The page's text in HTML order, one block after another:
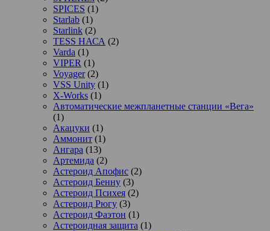
SPICES (1)
Starlab (1)
Starlink (2)
TESS НАСА (2)
Varda (1)
VIPER (1)
Voyager(2)
VSS Unity (1)
X-Works (1)
Автоматические межпланетные станции «Вега»
(1)
Акацуки (1)
Аммонит (1)
Ангара (13)
Артемида (2)
Астероид Апофис (2)
Астероид Бенну (3)
Астероид Психея (2)
Астероид Рюгу (3)
Астероид Фаэтон (1)
Астероидная защита (1)